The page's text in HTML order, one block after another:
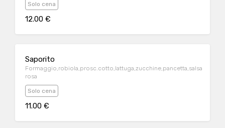
Solo cena
12.00 €
Saporito
Formaggio,robiola,prosc.cotto,lattuga,zucchine,pancetta,salsa
rosa
Solo cena
11.00 €